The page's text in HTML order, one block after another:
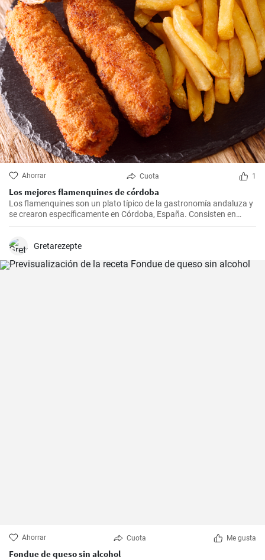
Ahorrar Cuota 1
Los mejores flamenquines de córdoba
Los flamenquines son un plato típico de la gastronomía andaluza y
se crearon específicamente en Córdoba, España. Consisten en
rollitos de jamón serrano y carne de cerdo empanados y fritos. Son
como tapas y son comúnmente acompañados con papas fritas y
Gretarezepte
Ahorrar Cuota Me gusta
Fondue de queso sin alcohol